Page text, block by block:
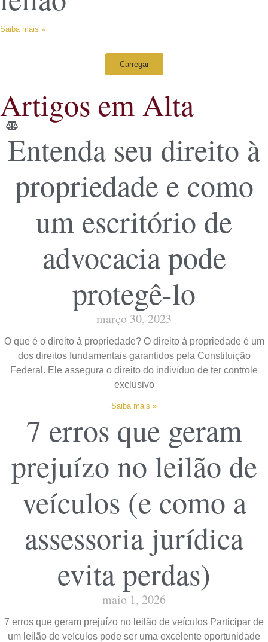
Saiba mais »
Carregar
Artigos em Alta
Entenda seu direito à
propriedade e como
um escritório de
advocacia pode
protegê-lo
março 30, 2023
O que é o direito à propriedade? O direito à propriedade é um
dos direitos fundamentais garantidos pela Constituição
Federal. Ele assegura o direito do indivíduo de ter controle
exclusivo
Saiba mais »
7 erros que geram
prejuízo no leilão de
veículos (e como a
assessoria jurídica
evita perdas)
maio 1, 2026
7 erros que geram prejuízo no leilão de veículos Participar de
um leilão de veículos pode ser uma excelente oportunidade